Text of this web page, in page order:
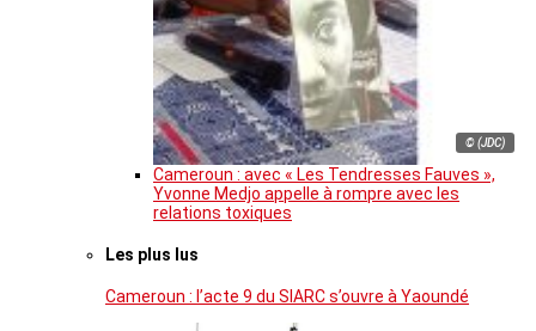
© (JDC)
Cameroun : avec « Les Tendresses Fauves »,
Yvonne Medjo appelle à rompre avec les
relations toxiques
Les plus lus
Cameroun : l’acte 9 du SIARC s’ouvre à Yaoundé